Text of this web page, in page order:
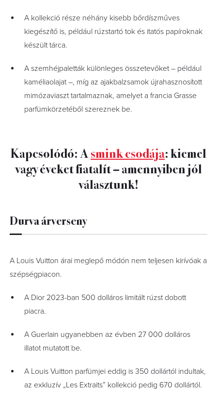
A kollekció része néhány kisebb bőrdíszműves
kiegészítő is, például rúzstartó tok és itatós papíroknak
készült tárca.
A szemhéjpaletták különleges összetevőket – például
kaméliaolajat –, míg az ajakbalzsamok újrahasznosított
mimózaviaszt tartalmaznak, amelyet a francia Grasse
parfümkörzetéből szereznek be.
Kapcsolódó: Asmink csodája: kiemel
vagy éveket fiatalít – amennyiben jól
választunk!
Durva árverseny
A Louis Vuitton árai meglepő módón nem teljesen kirívóak a
szépségpiacon.
A Dior 2023-ban 500 dolláros limitált rúzst dobott
piacra.
A Guerlain ugyanebben az évben 27 000 dolláros
illatot mutatott be.
A Louis Vuitton parfümjei eddig is 350 dollártól indultak,
az exkluzív „Les Extraits” kollekció pedig 670 dollártól.